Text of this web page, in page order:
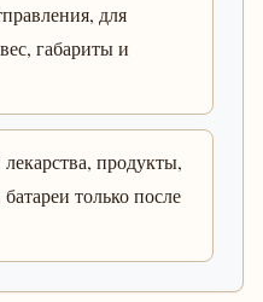
для
габариты и
продукты,
только после